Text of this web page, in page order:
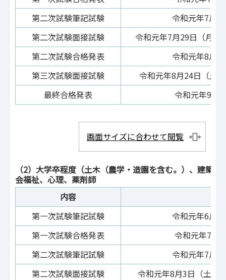
第二次試験筆記試験
令和元年7月
第二次試験面接試験
令和元年7月29日（月曜
第二次試験合格発表
令和元年8月
第三次試験面接試験
令和元年8月24日（土
最終合格発表
令和元年9月
画面サイズに合わせて閲覧
（2）大学卒程度（土木（農学・造園を含む。）、建築
会福祉、心理、薬剤師
内容
第一次試験筆記試験
令和元年6月
第一次試験合格発表
令和元年7月
第二次試験筆記試験
令和元年7月
第二次試験面接試験
令和元年8月3日（土曜